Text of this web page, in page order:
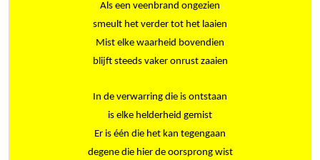
Als een veenbrand ongezien
smeult het verder tot het laaien
Mist elke waarheid bovendien
blijft steeds vaker onrust zaaien
In de verwarring die is ontstaan
is elke helderheid gemist
Er is één die het kan tegengaan
degene die hier de oorsprong wist